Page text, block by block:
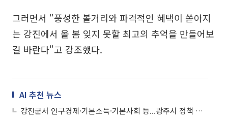
그러면서 "풍성한 볼거리와 파격적인 혜택이 쏟아지
는 강진에서 올 봄 잊지 못할 최고의 추억을 만들어보
길 바란다"고 강조했다.
AI 추천 뉴스
강진군서 인구경제·기본소득·기본사회 등...광주시 정책 제시